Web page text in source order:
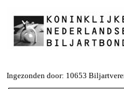
Ingezonden door: 10653